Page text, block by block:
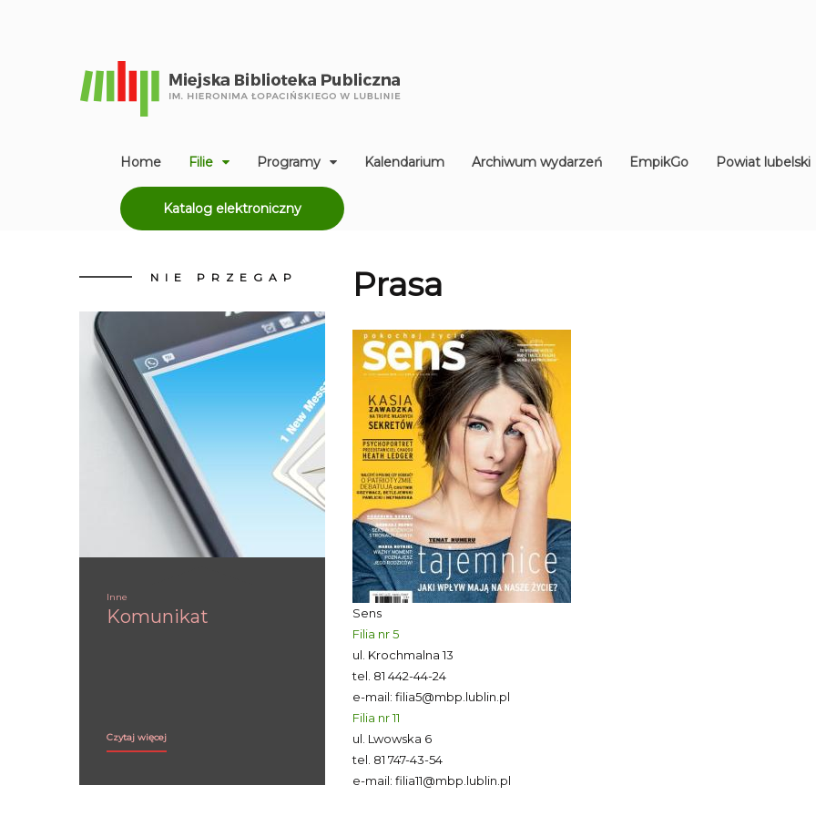
Home Filie Programy Kalendarium Archiwum wydarzeń EmpikGo Powiat lubelski
Katalog elektroniczny
Prasa
Sens
Filia nr 5
ul. Krochmalna 13
tel. 81 442-44-24
e-mail: filia5@mbp.lublin.pl
Filia nr 11
ul. Lwowska 6
tel. 81 747-43-54
e-mail: filia11@mbp.lublin.pl
NIE PRZEGAP
Inne
Komunikat
Komunikat:
Czytaj więcej